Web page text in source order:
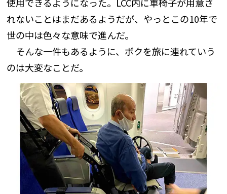
使用できるようになった。LCC内に車椅子が用意さ
れないことはまだあるようだが、やっとこの10年で
世の中は色々な意味で進んだ。
そんな一件もあるように、ボクを旅に連れていう
のは大変なことだ。